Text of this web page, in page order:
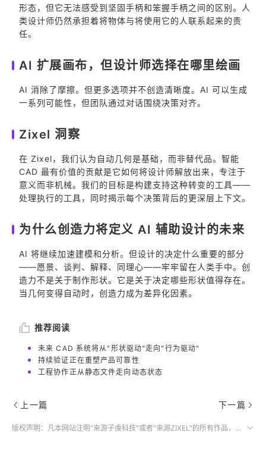
形态，但它无法感受到坚固手柄和笨握手柄之间的区别。人
类设计师仍然承担着将物体与将使用它的人联系起来的责
任。
AI 扩展画布，但设计师选择在哪里绘画
AI 消除了摩擦。但更多选项并不创造清晰度。AI 可以生成
一系列可能性，但团队通过对话围绕决策对齐。
Zixel 洞察
在 Zixel，我们认为自动几何是基础，而非替代品。智能
CAD 最有价值的贡献是它如何将设计师解放出来，专注于
意义而非机械。我们的目标是构建支持这种转变的工具——
处理执行的工具，同时揭示每个决策背后的更深层上下文。
为什么创造力将定义 AI 辅助设计的未来
AI 将继续加速建模和分析。但设计的决定什么重要的部分
——愿景、谈判、解释、同理心——牢牢留在人类手中。创
造力不是关于制作形状。它是关于决定哪些形状值得存在。
当几何变得自动时，创造力成为差异化因素。
推荐阅读
未来 CAD 系统将从"形状驱动"走向"行为驱动"
持续验证正在重塑产品可靠性
工程协作正从静态文件走向动态状态
上一篇 下一篇
版权声明：凡本网站注明"来源子虔科技"或者"来源ZIXEL"的所有作品，均为本网站合法拥有版权的作品，未经本网站授权，任何媒体、网站、个人不得转载、链接、转帖或以其他方式使用。